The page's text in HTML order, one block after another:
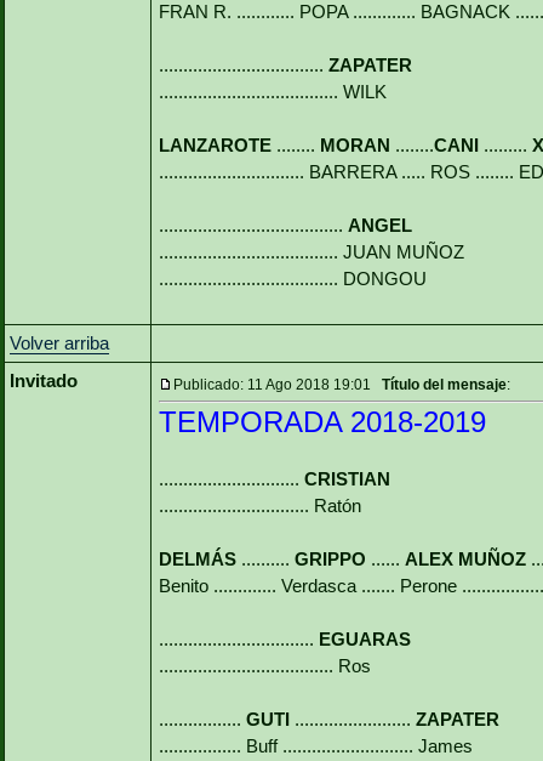
FRAN R. ............ POPA ............. BAGNACK
.................................. ZAPATER
..................................... WILK
LANZAROTE ........ MORAN ........CANI .........
.............................. BARRERA ..... ROS ........
...................................... ANGEL
..................................... JUAN MUÑOZ
..................................... DONGOU
Volver arriba
Invitado
Publicado: 11 Ago 2018 19:01 Título del mensaje:
TEMPORADA 2018-2019
............................. CRISTIAN
............................... Ratón
DELMÁS .......... GRIPPO ...... ALEX MUÑOZ
Benito ............. Verdasca ....... Perone
................................ EGUARAS
.................................... Ros
................. GUTI ........................ ZAPATER
................. Buff ........................... James